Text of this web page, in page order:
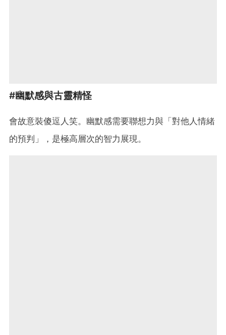
#幽默感與古靈精怪
會故意裝傻逗人笑。幽默感需要聯想力與「對他人情緒
的預判」，是極高層次的智力展現。